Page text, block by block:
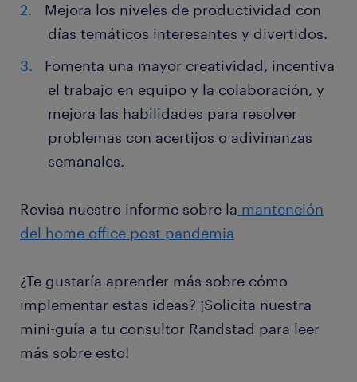
Mejora los niveles de productividad con
días temáticos interesantes y divertidos.
Fomenta una mayor creatividad, incentiva
el trabajo en equipo y la colaboración, y
mejora las habilidades para resolver
problemas con acertijos o adivinanzas
semanales.
Revisa nuestro informe sobre la mantención
del home office post pandemia
¿Te gustaría aprender más sobre cómo
implementar estas ideas? ¡Solicita nuestra
mini-guía a tu consultor Randstad para leer
más sobre esto!